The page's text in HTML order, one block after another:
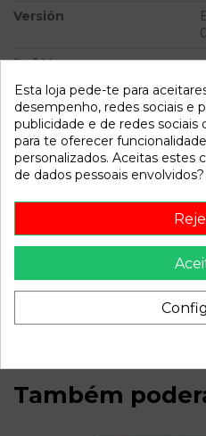
Versión
Ref.Marca
Modelo
Referência 811304
Disponível a partir de: 2022-04-
Descrição
PALET 2. Recambio de caja
0.06 referencia OEM IAM
Também
Esta loja pede-te para
desempenho, redes sociais e
publicidade e de redes sociais
para te oferecer
personalizados. Aceitas estes
de dados pessoais envolvidos?